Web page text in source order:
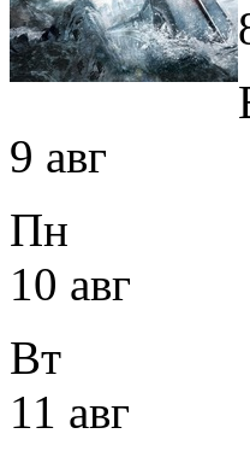
9 авг
Пн
10 авг
Вт
11 авг